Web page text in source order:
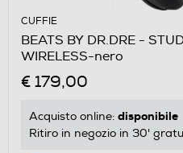
CUFFIE
BEATS BY DR.DRE -
WIRELESS-nero
€ 179,00
Acquisto online: disponibile
Ritiro in negozio in 30'